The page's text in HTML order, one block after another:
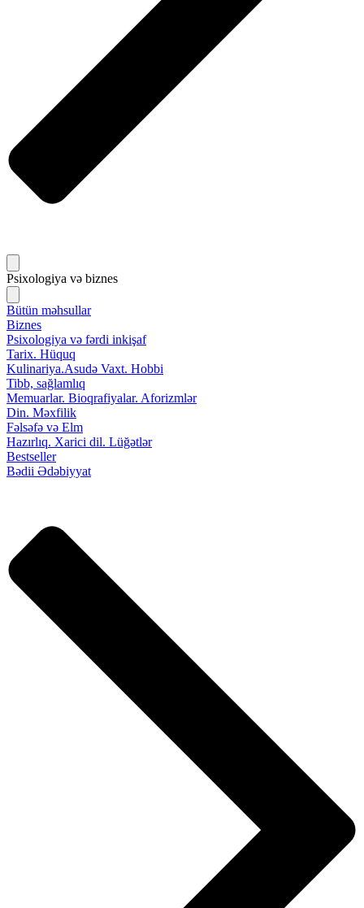
Psixologiya və biznes
Bütün məhsullar
Biznes
Psixologiya və fərdi inkişaf
Tarix. Hüquq
Kulinariya.Asudə Vaxt. Hobbi
Tibb, sağlamlıq
Memuarlar. Bioqrafiyalar. Aforizmlər
Din. Məxfilik
Fəlsəfə və Elm
Hazırlıq. Xarici dil. Lüğətlər
Bestseller
Bədii Ədəbiyyat